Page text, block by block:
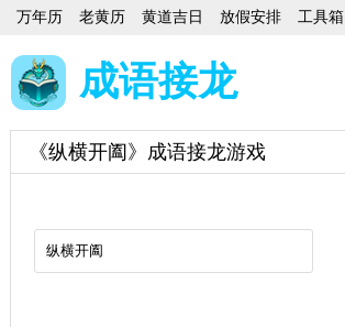
万年历 老黄历 黄道吉日 放假安排 工具箱
成语接龙
《纵横开阖》成语接龙游戏